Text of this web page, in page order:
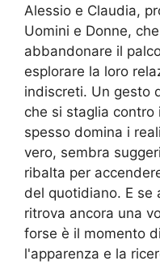
Alessio e Claudia,
Uomini e Donne,
abbandonare il
esplorare la loro
indiscreti. Un gesto
che si staglia
spesso domina i
vero, sembra
ribalta per
del quotidiano. E se
ritrova ancora una
forse è il momento
l'apparenza e la